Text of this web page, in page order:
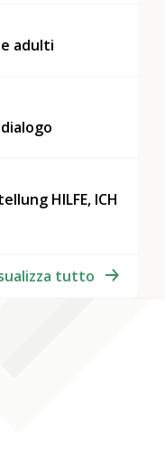
adulti
HILFE, ICH
tutto